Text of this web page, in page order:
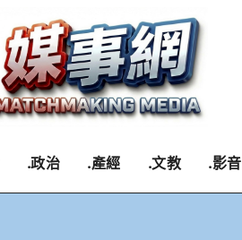
.政治 .產經 .文教 .影音